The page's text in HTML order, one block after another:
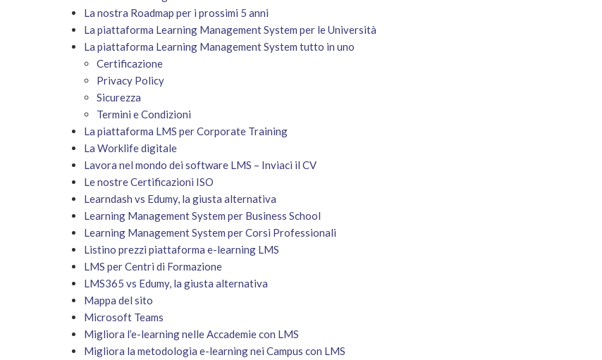
La nostra Roadmap per i prossimi 5 anni
La piattaforma Learning Management System per le Università
La piattaforma Learning Management System tutto in uno
Certificazione
Privacy Policy
Sicurezza
Termini e Condizioni
La piattaforma LMS per Corporate Training
La Worklife digitale
Lavora nel mondo dei software LMS – Inviaci il CV
Le nostre Certificazioni ISO
Learndash vs Edumy, la giusta alternativa
Learning Management System per Business School
Learning Management System per Corsi Professionali
Listino prezzi piattaforma e-learning LMS
LMS per Centri di Formazione
LMS365 vs Edumy, la giusta alternativa
Mappa del sito
Microsoft Teams
Migliora l’e-learning nelle Accademie con LMS
Migliora la metodologia e-learning nei Campus con LMS